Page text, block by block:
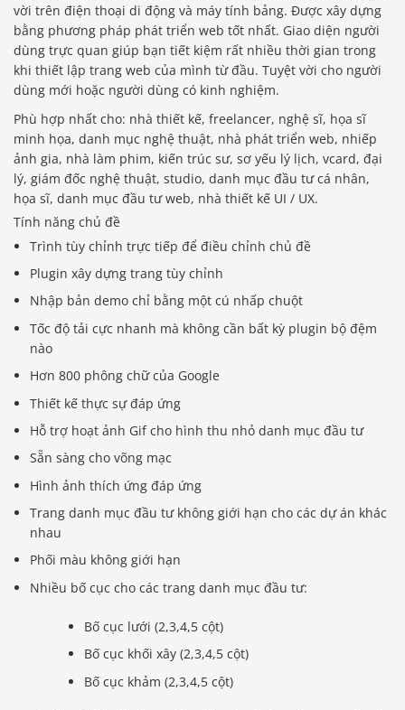
vời trên điện thoại di động và máy tính bảng. Được xây dựng
bằng phương pháp phát triển web tốt nhất. Giao diện người
dùng trực quan giúp bạn tiết kiệm rất nhiều thời gian trong
khi thiết lập trang web của mình từ đầu. Tuyệt vời cho người
dùng mới hoặc người dùng có kinh nghiệm.
Phù hợp nhất cho: nhà thiết kế, freelancer, nghệ sĩ, họa sĩ
minh họa, danh mục nghệ thuật, nhà phát triển web, nhiếp
ảnh gia, nhà làm phim, kiến ​​trúc sư, sơ yếu lý lịch, vcard, đại
lý, giám đốc nghệ thuật, studio, danh mục đầu tư cá nhân,
họa sĩ, danh mục đầu tư web, nhà thiết kế UI / UX.
Tính năng chủ đề
Trình tùy chỉnh trực tiếp để điều chỉnh chủ đề
Plugin xây dựng trang tùy chỉnh
Nhập bản demo chỉ bằng một cú nhấp chuột
Tốc độ tải cực nhanh mà không cần bất kỳ plugin bộ đệm
nào
Hơn 800 phông chữ của Google
Thiết kế thực sự đáp ứng
Hỗ trợ hoạt ảnh Gif cho hình thu nhỏ danh mục đầu tư
Sẵn sàng cho võng mạc
Hình ảnh thích ứng đáp ứng
Trang danh mục đầu tư không giới hạn cho các dự án khác
nhau
Phối màu không giới hạn
Nhiều bố cục cho các trang danh mục đầu tư:
Bố cục lưới (2,3,4,5 cột)
Bố cục khối xây (2,3,4,5 cột)
Bố cục khảm (2,3,4,5 cột)